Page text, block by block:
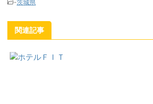
-茨城県
関連記事